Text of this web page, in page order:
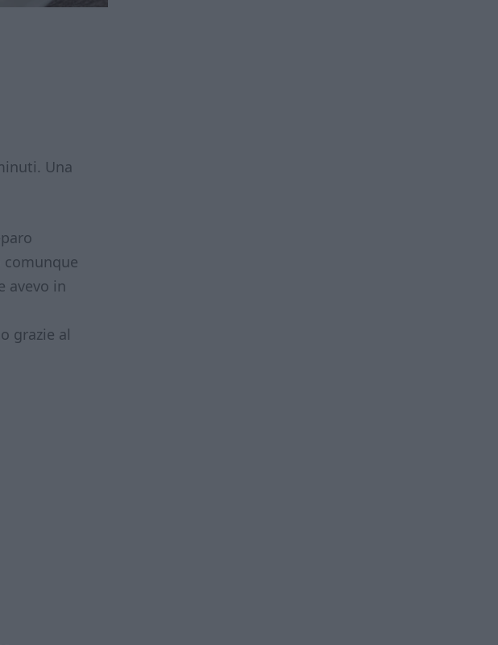
Una
avevo in
grazie al